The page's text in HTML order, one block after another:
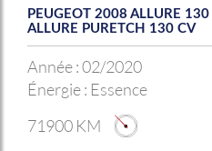
PEUGEOT 2008 ALLURE
ALLURE PURETCH 130 CV
Année :02/2020
Énergie : Essence
71900 KM